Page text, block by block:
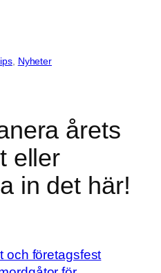
, Nyheter
årets
eller
in det här!